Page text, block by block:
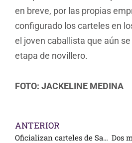
en breve, por las propias
configurado los carteles en
el joven caballista que aún
etapa de novillero.
FOTO: JACKELINE MEDINA
ANTERIOR
Oficializan carteles de San Juan del Río